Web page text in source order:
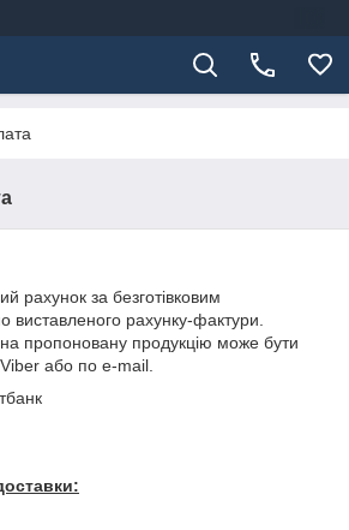
рахунок за безготівковим
виставленого рахунку-фактури.
пропоновану продукцію може бути
або по e-mail.